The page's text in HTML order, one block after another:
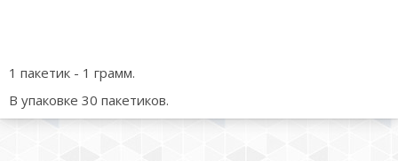
1 пакетик - 1 грамм.
В упаковке 30 пакетиков.